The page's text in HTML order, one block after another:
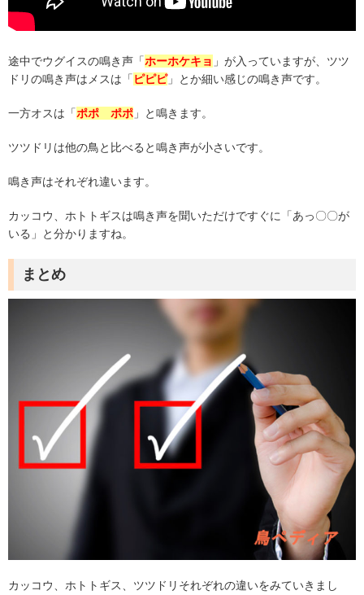
途中でウグイスの鳴き声「ホーホケキョ 」が入っていますが、ツツ
ドリの鳴き声はメスは「ピピピ」とか細い感じの鳴き声です。
一方オスは「ポポ ポポ 」と鳴きます。
ツツドリは他の鳥と比べると鳴き声が小さいです。
鳴き声はそれぞれ違います。
カッコウ、ホトトギスは鳴き声を聞いただけですぐに「あっ〇〇が
いる」と分かりますね。
まとめ
カッコウ、ホトトギス、ツツドリそれぞれの違いをみていきまし